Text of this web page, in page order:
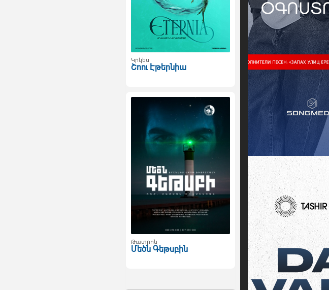
Կրկես
Շոու Էթերնիա
Թատրոն
Մեծն Գեթսբին